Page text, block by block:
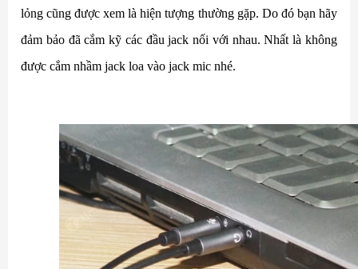
lỏng cũng được xem là hiện tượng thường gặp. Do đó bạn hãy
đảm bảo đã cắm kỹ các đầu jack nối với nhau. Nhất là không
được cắm nhầm jack loa vào jack mic nhé.